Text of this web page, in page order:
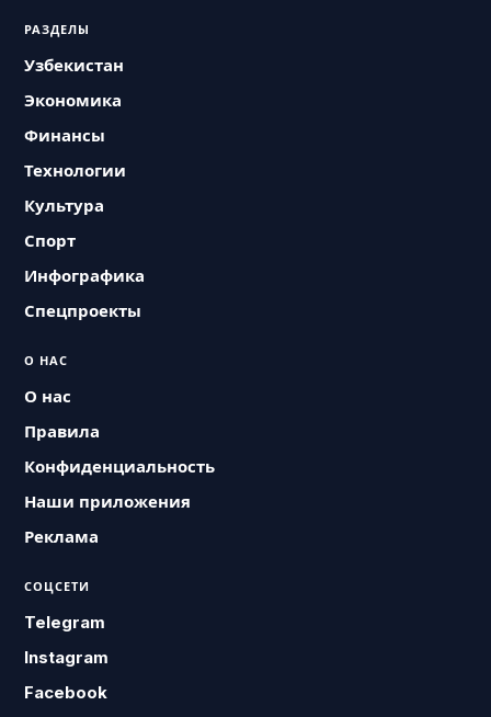
РАЗДЕЛЫ
Узбекистан
Экономика
Финансы
Технологии
Культура
Спорт
Инфографика
Спецпроекты
О НАС
О нас
Правила
Конфиденциальность
Наши приложения
Реклама
СОЦСЕТИ
Telegram
Instagram
Facebook